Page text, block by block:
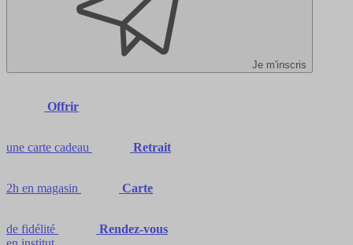
Je m'inscris
Offrir
une carte cadeau Retrait
2h en magasin Carte
de fidélité
Rendez-vous